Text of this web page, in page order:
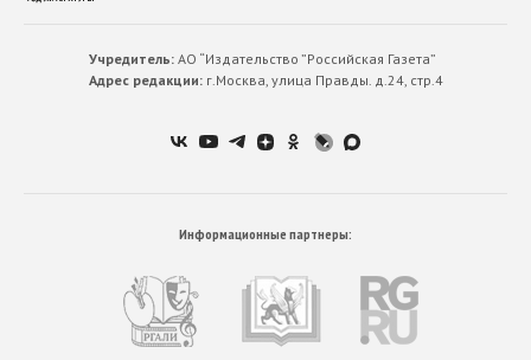
Учредитель:АО “Издательство ”Российская Газета”
Адрес редакции:г.Москва, улица Правды. д.24, стр.4
Информационные партнеры: